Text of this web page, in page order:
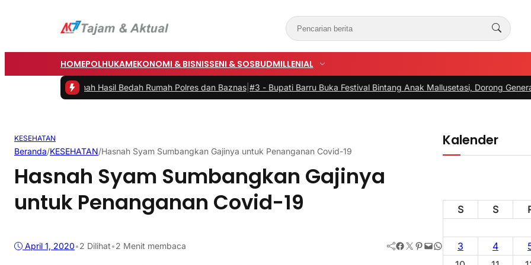
HOMEPOLHUKAMEKONOMI & BISNISSENI & SOSBUDMILLENIAL
Rumah Hasil Bedah Rumah Polres dan Baznas|#3 -Bupati Barru Buka Festival Bintang Anak Mallusetasi, Dorong Generasi Kreatif
KESEHATAN
Beranda/KESEHATAN/Hasnah Syam Sumbangkan Gajinya untuk Penanganan Covid-19
Hasnah Syam Sumbangkan Gajinya
untuk Penanganan Covid-19
April 1, 2020•2 Dilihat•2 Menit membaca Facebook Twitter Pinterest Mail WhatsApp
Kalender
S
S
3
4